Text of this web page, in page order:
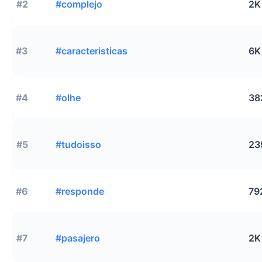
#2 #complejo 2K
#3 #caracteristicas 6K
#4 #olhe
#5 #tudoisso
#6 #responde
#7 #pasajero 2K